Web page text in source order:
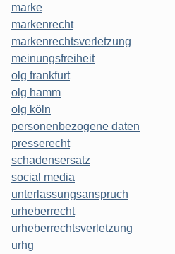
marke
markenrecht
markenrechtsverletzung
meinungsfreiheit
olg frankfurt
olg hamm
olg köln
personenbezogene daten
presserecht
schadensersatz
social media
unterlassungsanspruch
urheberrecht
urheberrechtsverletzung
urhg